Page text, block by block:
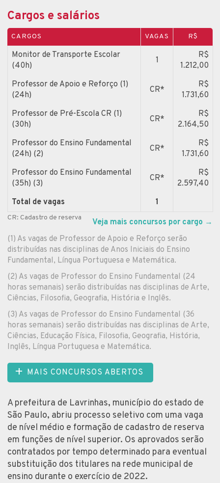
Cargos e salários
CARGOS VAGAS R$
Monitor de Transporte Escolar
(40h)
1
R$
1.212,00
Professor de Apoio e Reforço (1)
(24h)
CR*
R$
1.731,60
Professor de Pré-Escola CR (1)
(30h)
CR*
R$
2.164,50
Professor do Ensino Fundamental
(24h) (2)
CR*
R$
1.731,60
Professor do Ensino Fundamental
(35h) (3)
CR*
R$
2.597,40
Total de vagas
1
CR: Cadastro de reserva Veja mais concursos por cargo →
(1) As vagas de Professor de Apoio e Reforço serão
distribuídas nas disciplinas de Anos Iniciais do Ensino
Fundamental, Língua Portuguesa e Matemática.
(2) As vagas de Professor do Ensino Fundamental (24
horas semanais) serão distribuídas nas disciplinas de Arte,
Ciências, Filosofia, Geografia, História e Inglês.
(3) As vagas de Professor do Ensino Fundamental (36
horas semanais) serão distribuídas nas disciplinas de Arte,
Ciências, Educação Física, Filosofia, Geografia, História,
Inglês, Língua Portuguesa e Matemática.
MAIS CONCURSOS ABERTOS
A prefeitura de Lavrinhas, município do estado de
São Paulo, abriu processo seletivo com uma vaga
de nível médio e formação de cadastro de reserva
em funções de nível superior. Os aprovados serão
contratados por tempo determinado para eventual
substituição dos titulares na rede municipal de
ensino durante o exercício de 2022.